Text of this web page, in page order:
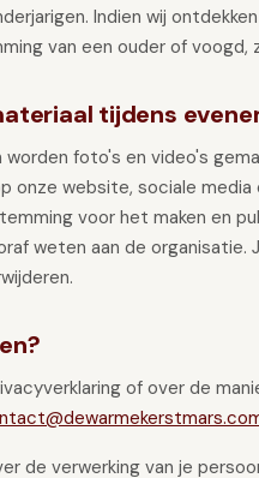
Indien wij
van een ouder of voogd,
tijdens
foto's en video's
onze website, sociale media
voor het maken en
weten aan de
of over de
de verwerking van je